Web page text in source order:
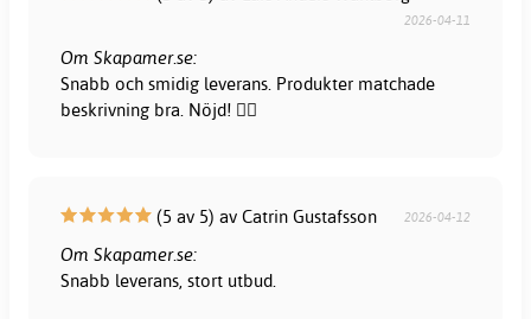
2026-04-11
Om Skapamer.se:
Snabb och smidig leverans. Produkter matchade
beskrivning bra. Nöjd! 👍🏻
(5 av 5) av Catrin Gustafsson 2026-04-12
Om Skapamer.se:
Snabb leverans, stort utbud.